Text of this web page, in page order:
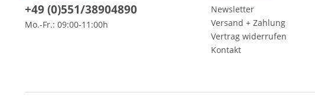
+49 (0)551/38904890
Mo.-Fr.: 09:00-11:00h
Newsletter
Versand + Zahlung
Vertrag widerrufen
Kontakt